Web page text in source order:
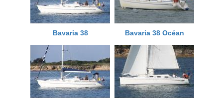
Bavaria 38 Bavaria 38 Océan